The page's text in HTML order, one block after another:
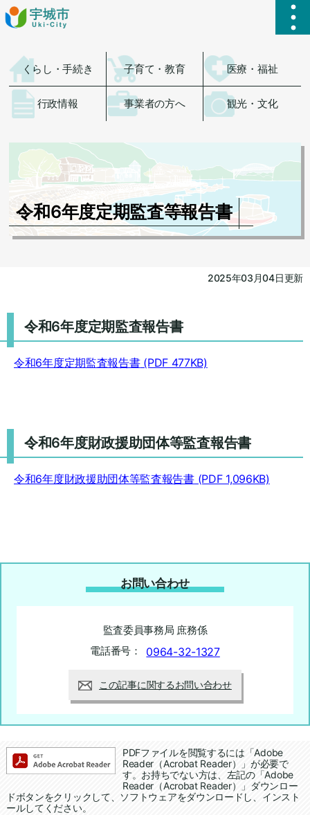
ハ
くらし・手続き 子育て・教育 医療・福祉
行政情報 事業者の方へ 観光・文化
令和6年度定期監査等報告書
2025年03月04日更新
令和6年度定期監査報告書
令和6年度定期監査報告書(PDF 477KB)
令和6年度財政援助団体等監査報告書
令和6年度財政援助団体等監査報告書(PDF 1,096KB)
お問い合わせ
監査委員事務局 庶務係
電話番号：
0964-32-1327
この記事に関するお問い合わせ
追加情報：PDFファイルPDFファイルを閲覧するには「Adobe
Reader（Acrobat Reader）」が必要で
す。お持ちでない方は、左記の「Adobe
Reader（Acrobat Reader）」ダウンロー
ドボタンをクリックして、ソフトウェアをダウンロードし、インスト
ールしてください。